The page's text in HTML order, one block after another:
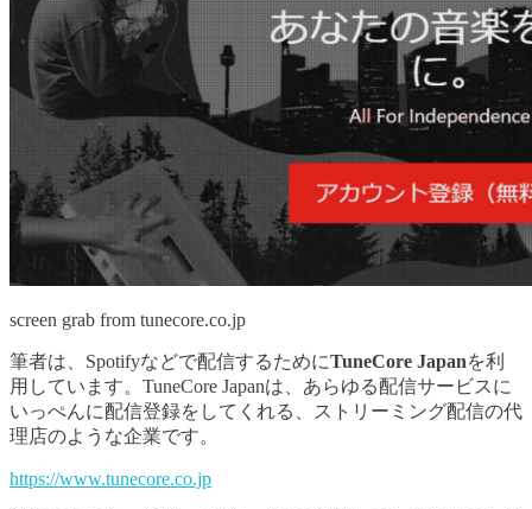
screen grab from tunecore.co.jp
筆者は、Spotifyなどで配信するためにTuneCore Japanを利
用しています。TuneCore Japanは、あらゆる配信サービスに
いっぺんに配信登録をしてくれる、ストリーミング配信の代
理店のような企業です。
https://www.tunecore.co.jp